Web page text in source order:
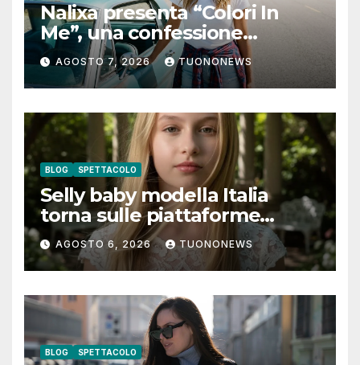
Nalixa presenta “Colori In
Me”, una confessione
notturna tra identità e libertà
AGOSTO 7, 2026 TUONONEWS
BLOG SPETTACOLO
Selly baby modella Italia
torna sulle piattaforme
digitali con “Luna lei mi
guarda”
AGOSTO 6, 2026 TUONONEWS
BLOG SPETTACOLO